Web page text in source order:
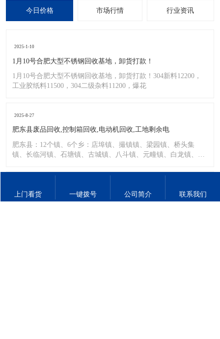
今日价格 市场行情 行业资讯
2025-1-10
1月10号合肥大型不锈钢回收基地，卸货打款！
1月10号合肥大型不锈钢回收基地，卸货打款！304新料12200，
工业胶纸料11500，304二级杂料11200，爆花
2025-8-27
肥东县废品回收,控制箱回收,电动机回收,工地剩余电
肥东县：12个镇、6个乡：店埠镇、撮镇镇、梁园镇、桥头集
镇、长临河镇、石塘镇、古城镇、八斗镇、元疃镇、白龙镇、包
巢湖回收废品,工厂废料废金属铜铁铝不锈钢,电动机回
上门看货 一键拨号 公司简介 联系我们